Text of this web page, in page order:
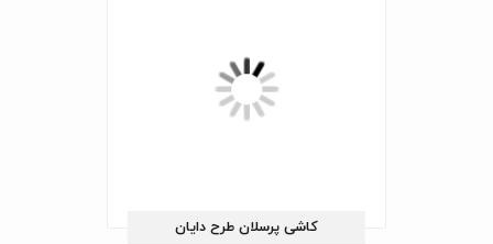
کاشی پرسلان طرح دایان